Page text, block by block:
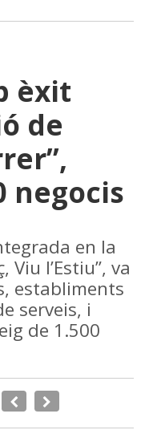
èxit
de
negocis
en la
Viu l’Estiu”, va
establiments
serveis, i
de 1.500